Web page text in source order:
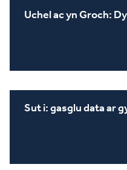
Uchel ac yn Groch:
Sut i: gasglu data ar